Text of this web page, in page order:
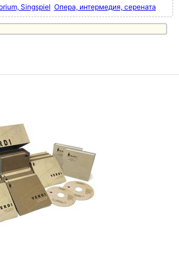
Singspiel Опера, интермедия, серената